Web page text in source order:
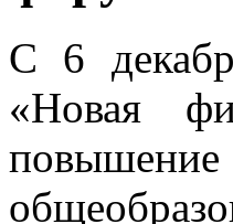
С 6
«Новая